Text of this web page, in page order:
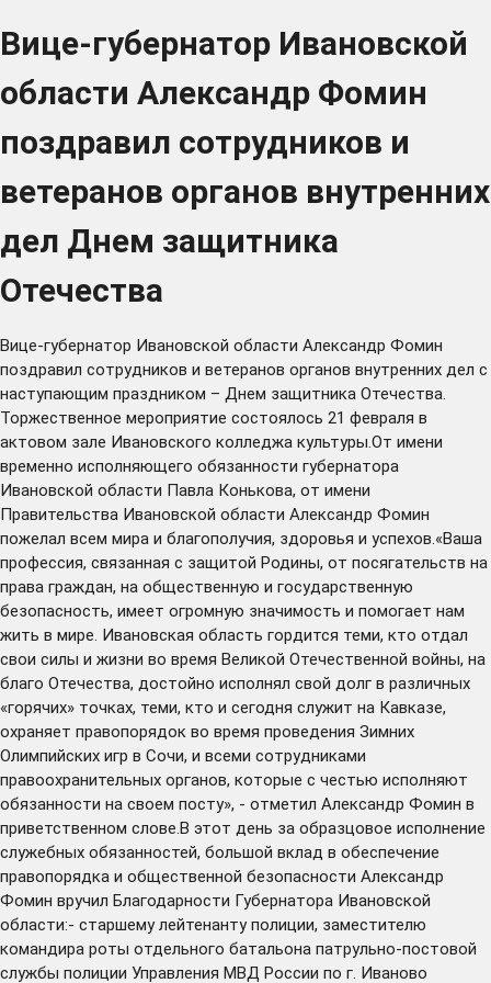
Вице-губернатор Ивановской
области Александр Фомин
поздравил сотрудников и
ветеранов органов внутренних
дел Днем защитника
Отечества
Вице-губернатор Ивановской области Александр Фомин
поздравил сотрудников и ветеранов органов внутренних дел с
наступающим праздником – Днем защитника Отечества.
Торжественное мероприятие состоялось 21 февраля в
актовом зале Ивановского колледжа культуры.От имени
временно исполняющего обязанности губернатора
Ивановской области Павла Конькова, от имени
Правительства Ивановской области Александр Фомин
пожелал всем мира и благополучия, здоровья и успехов.«Ваша
профессия, связанная с защитой Родины, от посягательств на
права граждан, на общественную и государственную
безопасность, имеет огромную значимость и помогает нам
жить в мире. Ивановская область гордится теми, кто отдал
свои силы и жизни во время Великой Отечественной войны, на
благо Отечества, достойно исполнял свой долг в различных
«горячих» точках, теми, кто и сегодня служит на Кавказе,
охраняет правопорядок во время проведения Зимних
Олимпийских игр в Сочи, и всеми сотрудниками
правоохранительных органов, которые с честью исполняют
обязанности на своем посту», - отметил Александр Фомин в
приветственном слове.В этот день за образцовое исполнение
служебных обязанностей, большой вклад в обеспечение
правопорядка и общественной безопасности Александр
Фомин вручил Благодарности Губернатора Ивановской
области:- старшему лейтенанту полиции, заместителю
командира роты отдельного батальона патрульно-постовой
службы полиции Управления МВД России по г. Иваново